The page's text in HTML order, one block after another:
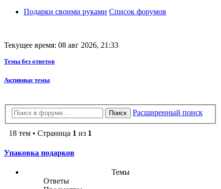
Подарки своими руками Список форумов
Текущее время: 08 авг 2026, 21:33
Темы без ответов
Активные темы
Поиск Расширенный поиск
18 тем • Страница 1 из 1
Упаковка подарков
Темы
Ответы